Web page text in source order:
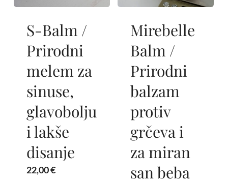
​S-Balm /
Prirodni
melem za
sinuse,
glavobolju
i lakše
disanje
22,00€
​Mirebelle
Balm /
Prirodni
balzam
protiv
grčeva i
za miran
san beba